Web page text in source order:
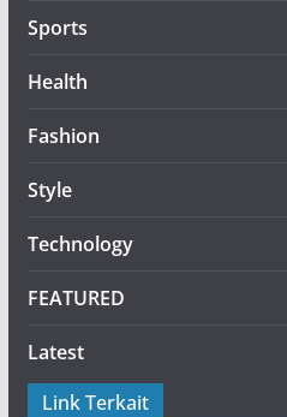
Sports
Health
Fashion
Style
Technology
FEATURED
Latest
Link Terkait